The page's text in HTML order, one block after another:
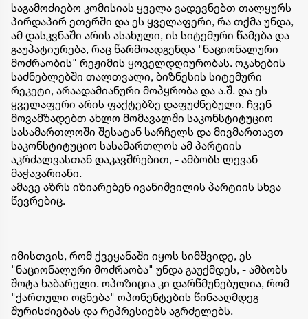
საგამოძიებო კომისიას ყველა ვადევნებთ თალყურს
პირდაპირ ეთერში და ეს ყველაფერი, რა თქმა უნდა,
ამ დასკვნაში არის ასახული, ის სიტემური წამება და
გაუპატიურება, რაც წარმოადგენდა "ნაციონალური
მოძრაობის" რეჟიმის ყოველდღიურობას. ოჯახების
საძნებლებში თალთვალი, ბიზნესის სიტემური
რეკეტი, არაადამიანური მოპყრობა და ა.შ. და ეს
ყველაფერი არის ფაქტებზე დაფუძნებული. ჩვენ
მოვამზადებთ ახლო მომავალში საკონსტიტუციო
სასამართლოში შესატან სარჩელს და მივმართავთ
საკონსტიტუციო სასამართლოს ამ პარტიის
აკრძალვასთან დაკავშრებით, - ამბობს ლევან
მაჭავარიანი.
ამავე აზრს იზიარებენ ივანიშვილის პარტიის სხვა
წევრებიც.
იმისთვის, რომ ქვეყანაში იყოს სიმშვიდე, ეს
"ნაციონალური მოძრაობა" უნდა გაუქმდეს, - ამბობს
შოტა ხაბარელი. ოპოზიცია კი დარწმუნებულია, რომ
"ქართული ოცნება" ოპონენტების წინააღმდეგ
შურისძიებას და რეპრესიებს აგრძელებს.